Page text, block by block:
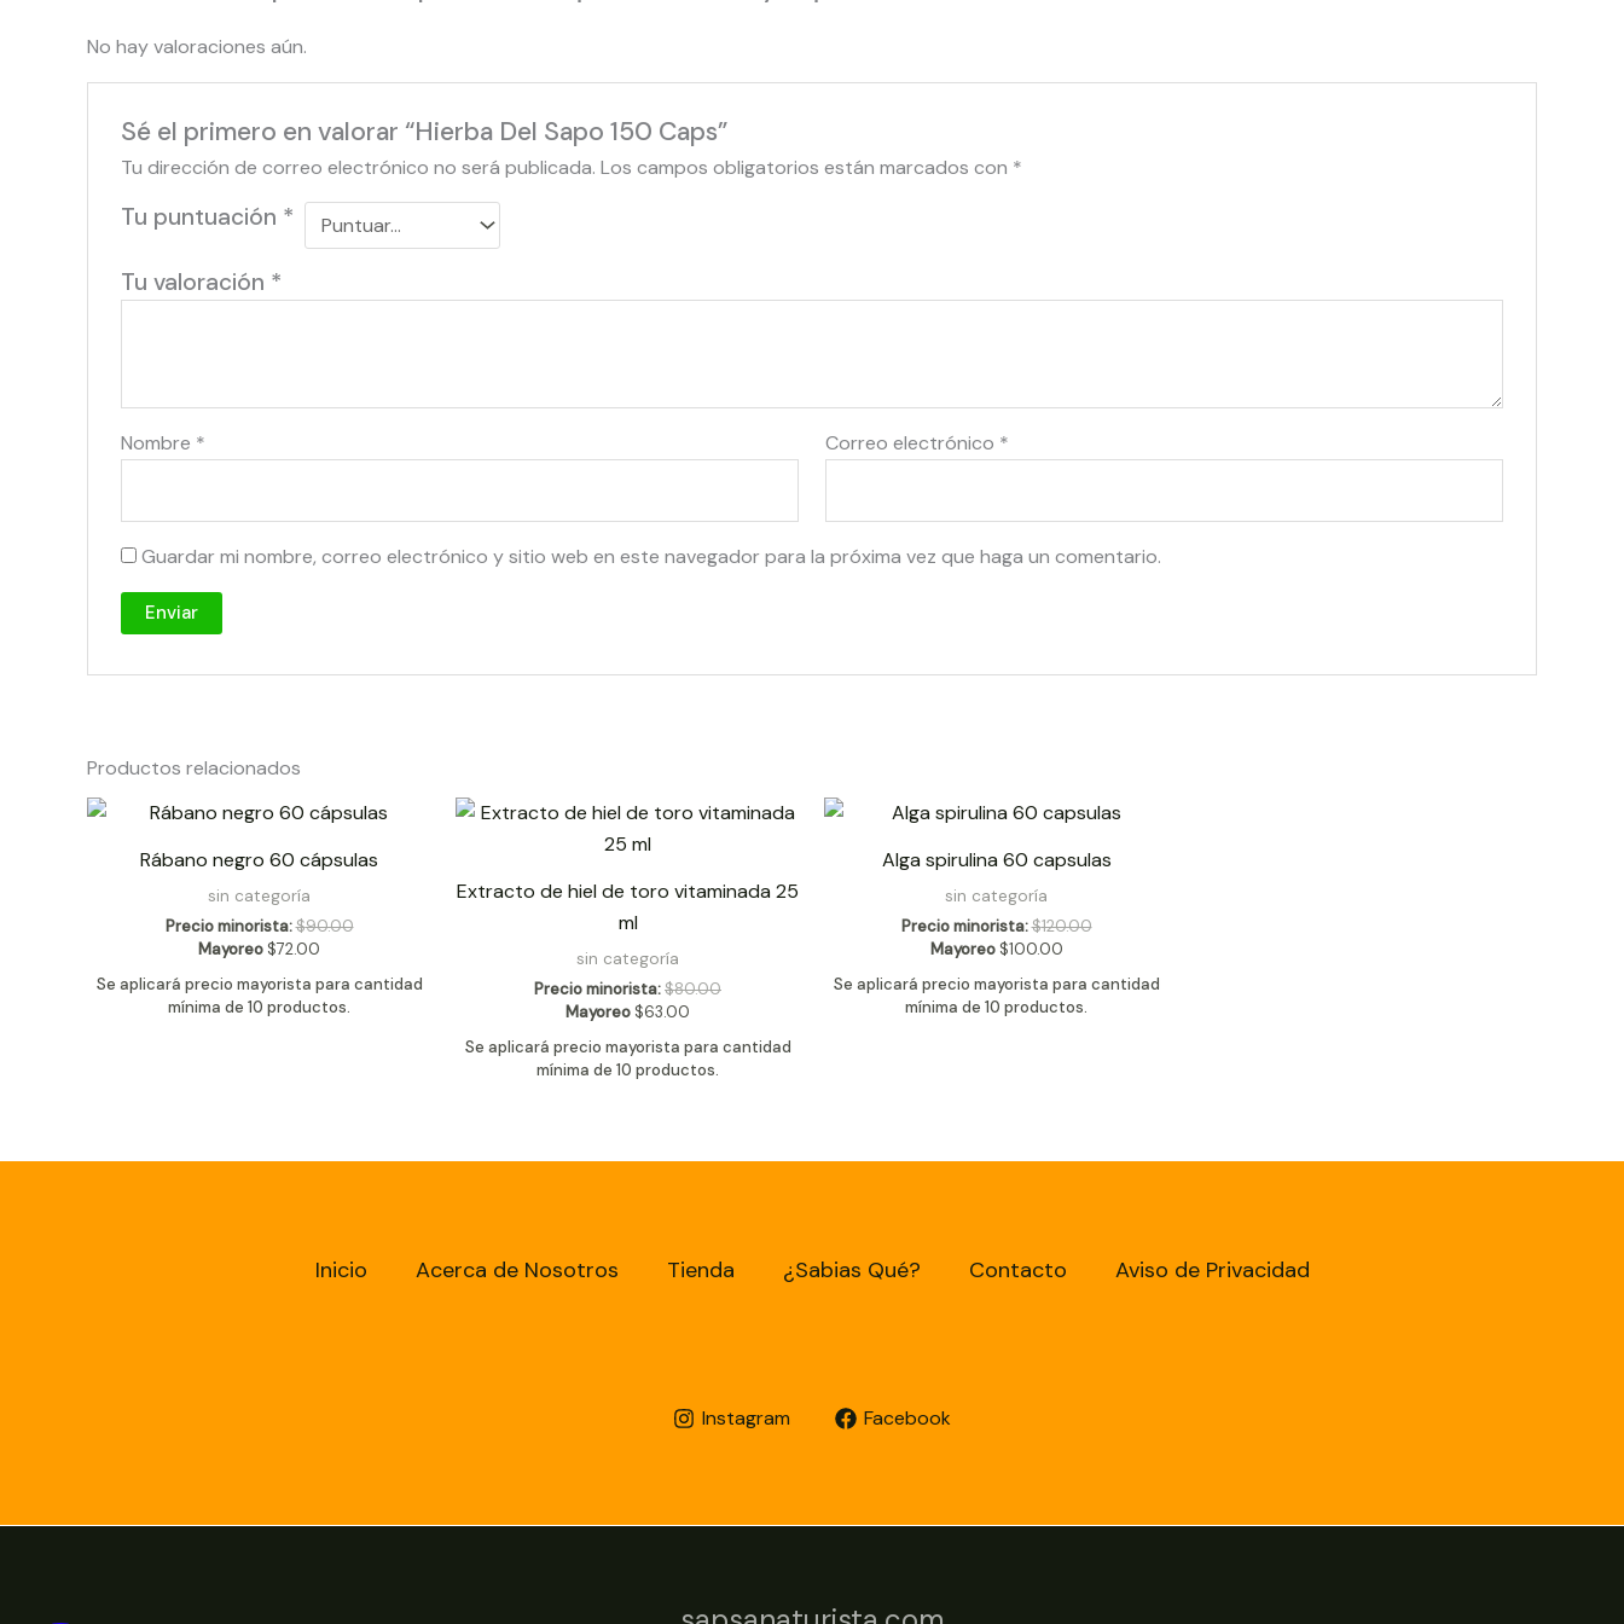
No hay valoraciones aún.
Sé el primero en valorar “Hierba Del Sapo 150 Caps”
Tu dirección de correo electrónico no será publicada. Los campos obligatorios están marcados con *
Tu puntuación *
Tu valoración *
Nombre * Correo electrónico *
Guardar mi nombre, correo electrónico y sitio web en este navegador para la próxima vez que haga un comentario.
Productos relacionados
Rábano negro 60 cápsulas
sin categoría
Precio minorista:$90.00
Mayoreo $72.00
Se aplicará precio mayorista para cantidad
mínima de 10 productos.
Extracto de hiel de toro vitaminada 25
ml
sin categoría
Precio minorista:$80.00
Mayoreo $63.00
Se aplicará precio mayorista para cantidad
mínima de 10 productos.
Alga spirulina 60 capsulas
sin categoría
Precio minorista:$120.00
Mayoreo $100.00
Se aplicará precio mayorista para cantidad
mínima de 10 productos.
Inicio Acerca de Nosotros Tienda ¿Sabias Qué? Contacto Aviso de Privacidad
Instagram Facebook